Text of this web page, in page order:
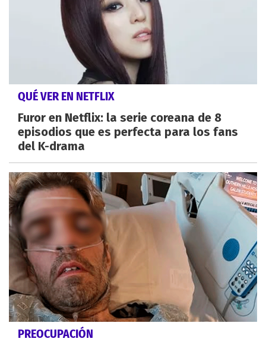
QUÉ VER EN NETFLIX
Furor en Netflix: la serie coreana de 8
episodios que es perfecta para los fans
del K-drama
PREOCUPACIÓN